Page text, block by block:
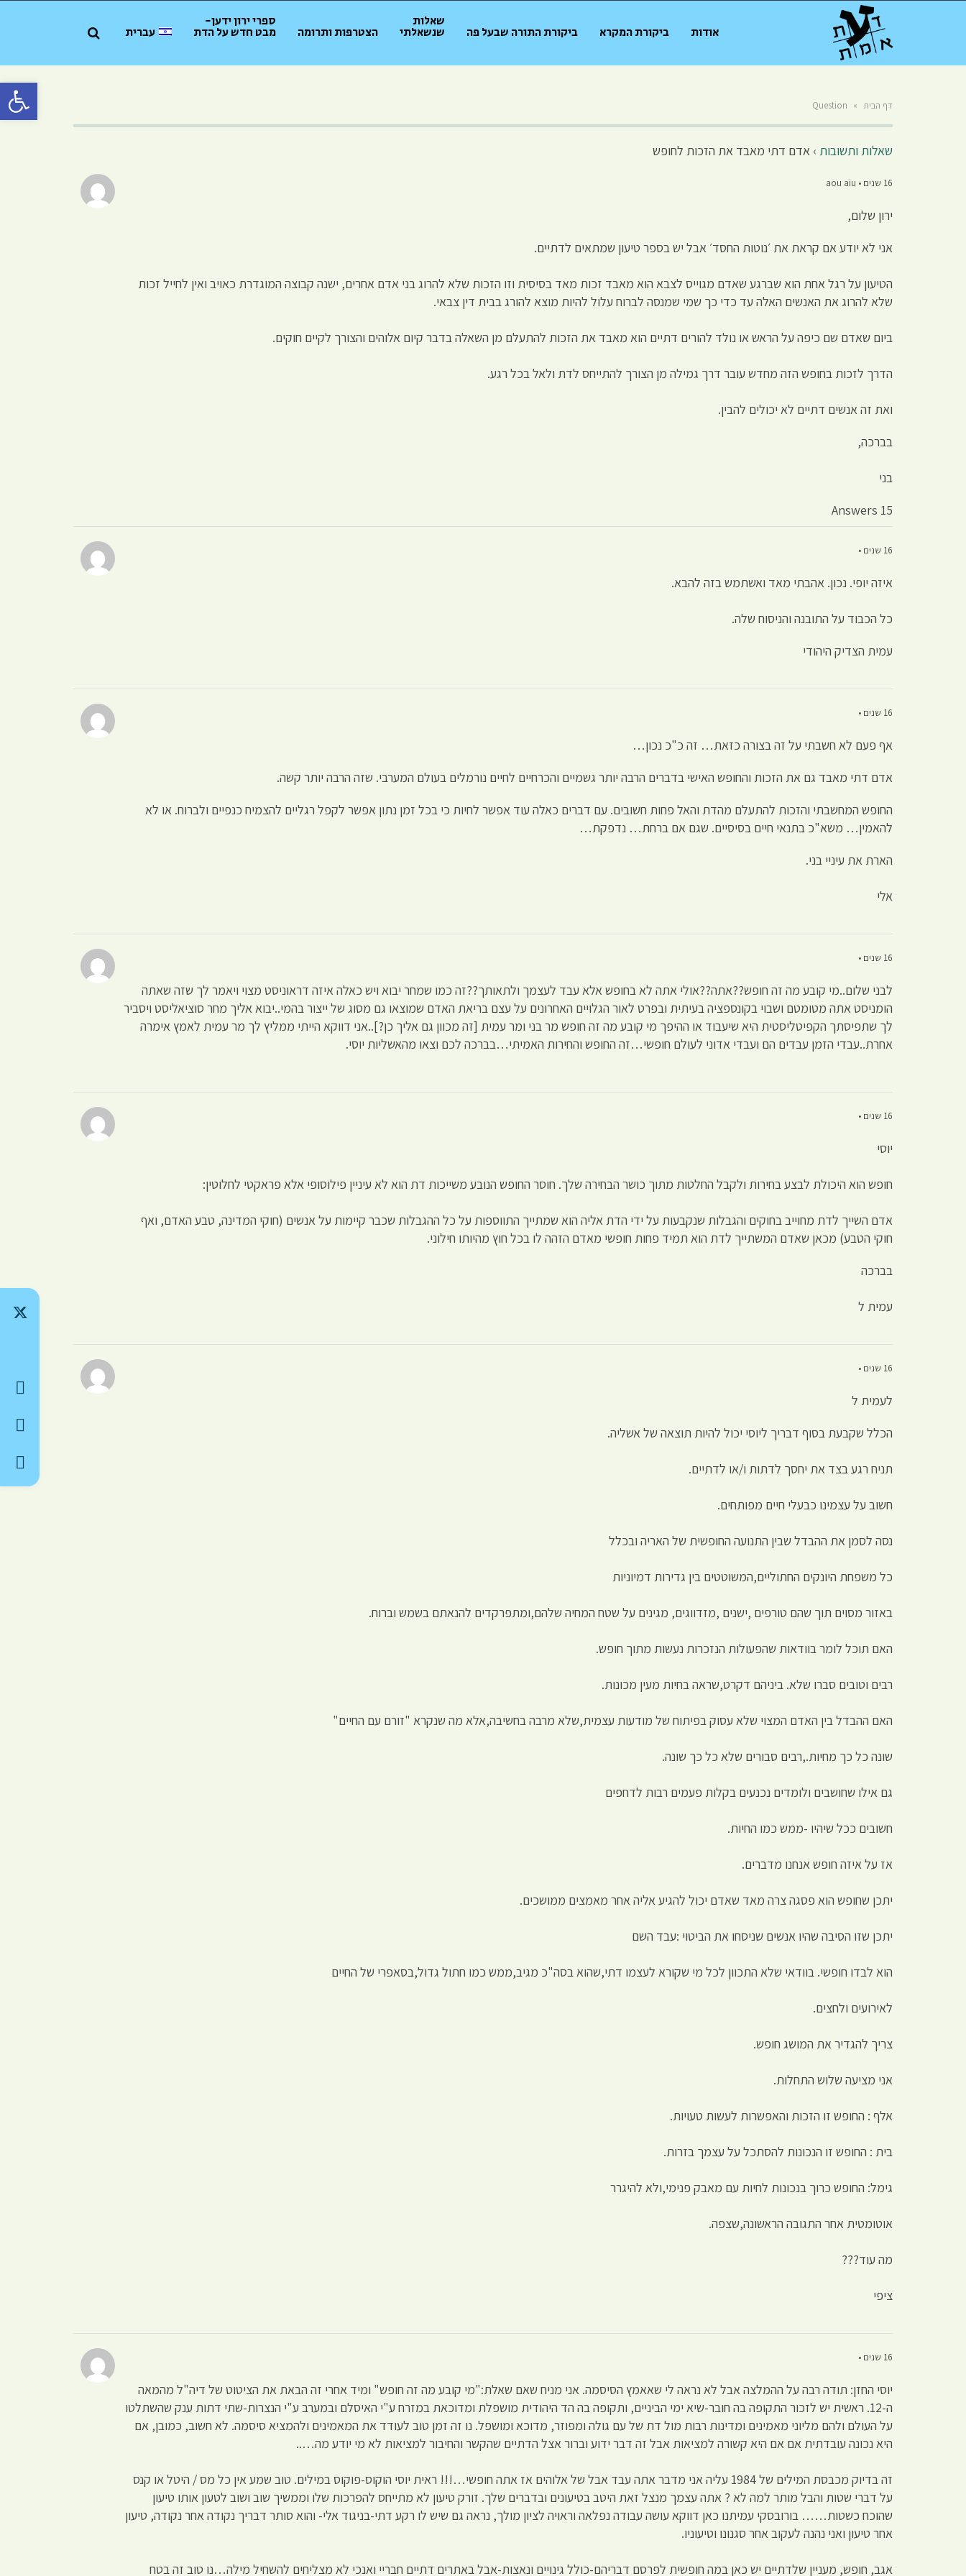
פתח
אודות ביקורת המקרא ביקורת התורה שבעל פה
שאלות
שנשאלתי הצטרפות ותרומה
ספרי ירון ידען-
מבט חדש על הדת עברית
דף הבית »
Question
שאלות ותשובות › אדם דתי מאבד את הזכות לחופש
16 שנים • aou aiu
ירון שלום,
אני לא יודע אם קראת את ׳נוטות החסד׳ אבל יש בספר טיעון שמתאים לדתיים.
הטיעון על רגל אחת הוא שברגע שאדם מגוייס לצבא הוא מאבד זכות מאד בסיסית וזו הזכות שלא להרוג בני אדם אחרים, ישנה קבוצה המוגדרת כאויב ואין לחייל זכות
שלא להרוג את האנשים האלה עד כדי כך שמי שמנסה לברוח עלול להיות מוצא להורג בבית דין צבאי.
ביום שאדם שם כיפה על הראש או נולד להורים דתיים הוא מאבד את הזכות להתעלם מן השאלה בדבר קיום אלוהים והצורך לקיים חוקים.
הדרך לזכות בחופש הזה מחדש עובר דרך גמילה מן הצורך להתייחס לדת ולאל בכל רגע.
ואת זה אנשים דתיים לא יכולים להבין.
בברכה,
בני
15 Answers
16 שנים •
איזה יופי. נכון. אהבתי מאד ואשתמש בזה להבא.
כל הכבוד על התובנה והניסוח שלה.
עמית הצדיק היהודי
16 שנים •
אף פעם לא חשבתי על זה בצורה כזאת… זה כ"כ נכון…
אדם דתי מאבד גם את הזכות והחופש האישי בדברים הרבה יותר גשמיים והכרחיים לחיים נורמלים בעולם המערבי. שזה הרבה יותר קשה.
החופש המחשבתי והזכות להתעלם מהדת והאל פחות חשובים. עם דברים כאלה עוד אפשר לחיות כי בכל זמן נתון אפשר לקפל רגליים להצמיח כנפיים ולברוח. או לא
להאמין… משא"כ בתנאי חיים בסיסיים. שגם אם ברחת… נדפקת…
הארת את עיניי בני.
אלי
16 שנים •
לבני שלום..מי קובע מה זה חופש??אתה??אולי אתה לא בחופש אלא עבד לעצמך ולתאותך??זה כמו שמחר יבוא ויש כאלה איזה דראוניסט מצוי ויאמר לך שזה שאתה
הומניסט אתה מטומטם ושבוי בקונספציה בעיתית ובפרט לאור הגלויים האחרונים על עצם בריאת האדם שמוצאו גם מסוג של ייצור בהמי..יבוא אליך מחר סוציאליסט ויסביר
לך שתפיסתך הקפיטליסטית היא שיעבוד או ההיפך מי קובע מה זה חופש מר בני ומר עמית [זה מכוון גם אליך כן?]..אני דווקא הייתי ממליץ לך מר עמית לאמץ אימרה
אחרת..עבדי הזמן עבדים הם ועבדי אדוני לעולם חופשי…זה החופש והחירות האמיתי…בברכה לכם וצאו מהאשליות יוסי.
16 שנים •
יוסי
חופש הוא היכולת לבצע בחירות ולקבל החלטות מתוך כושר הבחירה שלך. חוסר החופש הנובע משייכות דת הוא לא עיניין פילוסופי אלא פראקטי לחלוטין:
אדם השייך לדת מחוייב בחוקים והגבלות שנקבעות על ידי הדת אליה הוא שמתייך התווספות על כל ההגבלות שכבר קיימות על אנשים (חוקי המדינה, טבע האדם, ואף
חוקי הטבע) מכאן שאדם המשתייך לדת הוא תמיד פחות חופשי מאדם הזהה לו בכל חוץ מהיותו חילוני.
בברכה
עמית ל
16 שנים •
לעמית ל
הכלל שקבעת בסוף דבריך ליוסי יכול להיות תוצאה של אשליה.
תניח רגע בצד את יחסך לדתות ו/או לדתיים.
חשוב על עצמינו כבעלי חיים מפותחים.
נסה לסמן את ההבדל שבין התנועה החופשית של האריה ובכלל
כל משפחת היונקים החתוליים,המשוטטים בין גדירות דמיוניות
באזור מסוים תוך שהם טורפים ,ישנים ,מזדווגים, מגינים על שטח המחיה שלהם,ומתפרקדים להנאתם בשמש וברוח.
האם תוכל לומר בוודאות שהפעולות הנזכרות נעשות מתוך חופש.
רבים וטובים סברו שלא. ביניהם דקרט,שראה בחיות מעין מכונות.
האם ההבדל בין האדם המצוי שלא עסוק בפיתוח של מודעות עצמית,שלא מרבה בחשיבה,אלא מה שנקרא "זורם עם החיים"
שונה כל כך מחיות.,רבים סבורים שלא כל כך שונה.
גם אילו שחושבים ולומדים נכנעים בקלות פעמים רבות לדחפים
חשובים ככל שיהיו -ממש כמו החיות.
אז על איזה חופש אנחנו מדברים.
יתכן שחופש הוא פסגה צרה מאד שאדם יכול להגיע אליה אחר מאמצים ממושכים.
יתכן שזו הסיבה שהיו אנשים שניסחו את הביטוי :עבד השם
הוא לבדו חופשי. בוודאי שלא התכוון לכל מי שקורא לעצמו דתי,שהוא בסה"כ מגיב,ממש כמו חתול גדול,בסאפרי של החיים
לאירועים ולחצים.
צריך להגדיר את המושג חופש.
אני מציעה שלוש התחלות.
אלף : החופש זו הזכות והאפשרות לעשות טעויות.
בית : החופש זו הנכונות להסתכל על עצמך בזרות.
גימל: החופש כרוך בנכונות לחיות עם מאבק פנימי,ולא להיגרר
אוטומטית אחר התגובה הראשונה,שצפה.
מה עוד???
ציפי
16 שנים •
יוסי החזן: תודה רבה על ההמלצה אבל לא נראה לי שאאמץ הסיסמה. אני מניח שאם שאלת:"מי קובע מה זה חופש" ומיד אחרי זה הבאת את הציטוט של דיה"ל מהמאה
ה-12. ראשית יש לזכור התקופה בה חובר-שיא ימי הביניים, ותקופה בה הד היהודית מושפלת ומדוכאת במזרח ע"י האיסלם ובמערב ע"י הנצרות-שתי דתות ענק שהשתלטו
על העולם ולהם מליוני מאמינים ומדינות רבות מול דת של עם גולה ומפוזר, מדוכא ומושפל. נו זה זמן טוב לעודד את המאמינים ולהמציא סיסמה. לא חשוב, כמובן, אם
היא נכונה עובדתית אם אם היא קשורה למציאות אבל זה דבר ידוע וברור אצל הדתיים שהקשר והחיבור למציאות לא מי יודע מה…..
זה בדיוק מכבסת המילים של 1984 עליה אני מדבר אתה עבד אבל של אלוהים אז אתה חופשי…!!! ראית יוסי הוקוס-פוקוס במילים. טוב שמע אין כל מס / היטל או קנס
על דברי שטות והבל מותר למה לא ? אתה עצמך מנצל זאת היטב בטיעונים ובדברים שלך. זורק טיעון לא מתייחס להפרכות שלו וממשיך שוב ושוב לטעון אותו טיעון
שהוכח כשטות…… בורובסקי עמיתנו כאן דווקא עושה עבודה נפלאה וראויה לציון מולך, נראה גם שיש לו רקע דתי-בניגוד אלי- והוא סותר דבריך נקודה אחר נקודה, טיעון
אחר טיעון ואני נהנה לעקוב אחר סגנונו וטיעוניו.
אגב, חופש, מעניין שלדתיים יש כאן במה חופשית לפרסם דבריהם-כולל גינויים ונאצות-אבל באתרים דתיים חבריי ואנכי לא מצליחים להשחיל מילה…נו טוב זה בטח